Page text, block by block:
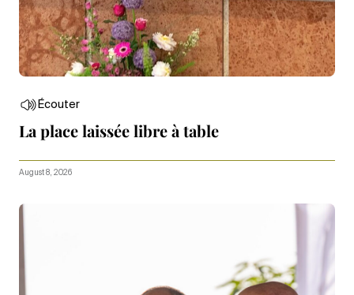
Écouter
La place laissée libre à table
August 8, 2026